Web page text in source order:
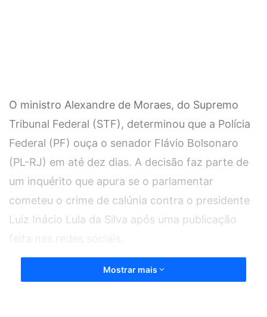
O ministro Alexandre de Moraes, do Supremo
Tribunal Federal (STF), determinou que a Polícia
Federal (PF) ouça o senador Flávio Bolsonaro
(PL-RJ) em até dez dias. A decisão faz parte de
um inquérito que apura se o parlamentar
cometeu o crime de calúnia contra o presidente
Luiz Inácio Lula da Silva após uma publicação
Mostrar mais